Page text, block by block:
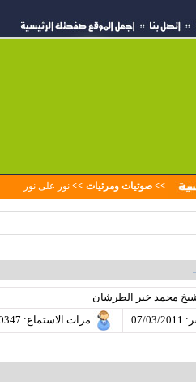
>> صوتيات ومرئيات >> نور على نور
محمد خير الطرشان
مرات الاستماع: 10347